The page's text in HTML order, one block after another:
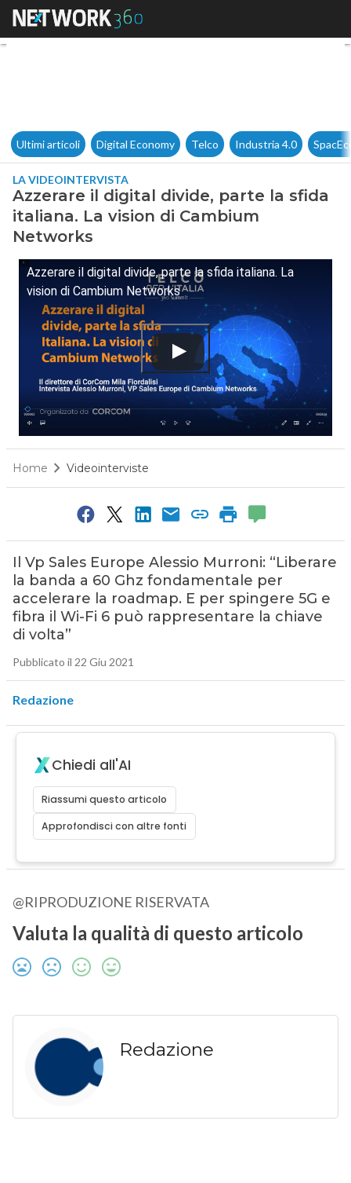
Azzerare il digital divide,
Ultimi articoli Digital Economy Telco Industria 4.0
LA VIDEOINTERVISTA
Azzerare il digital divide, parte la sfida
italiana. La vision di Cambium
Networks
Azzerare il digital divide, parte la sfida italiana. La
vision di Cambium Networks
Home Videointerviste
Il Vp Sales Europe Alessio Murroni: “Liberare
la banda a 60 Ghz fondamentale per
accelerare la roadmap. E per spingere 5G e
fibra il Wi-Fi 6 può rappresentare la chiave
di volta”
Pubblicato il 22 Giu 2021
Redazione
Chiedi all'AI
Riassumi questo articolo
Approfondisci con altre fonti
@RIPRODUZIONE RISERVATA
Valuta la qualità di questo articolo
Redazione